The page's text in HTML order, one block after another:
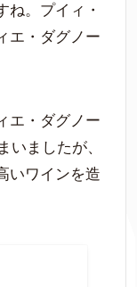
ね。プイィ・
エ・ダグノー
エ・ダグノー
いましたが、
いワインを造